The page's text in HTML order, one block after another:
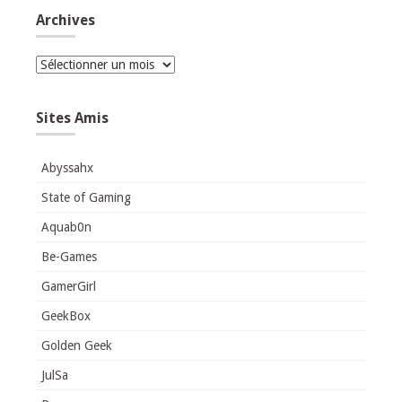
Archives
Archives
Sites Amis
Abyssahx
State of Gaming
Aquab0n
Be-Games
GamerGirl
GeekBox
Golden Geek
JulSa